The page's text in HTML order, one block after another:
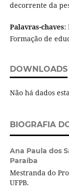
decorrente da
Palavras-chaves:
Formação de
DOWNLOADS
Não há dados
BIOGRAFIA
Ana Paula dos
Paraíba
Mestranda do
UFPB.